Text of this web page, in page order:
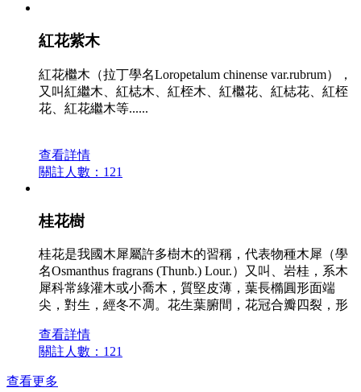
紅花紫木
紅花檵木（拉丁學名Loropetalum chinense var.rubrum），
又叫紅繼木、紅梽木、紅桎木、紅檵花、紅梽花、紅桎
花、紅花繼木等......
查看詳情
關註人數：121
桂花樹
桂花是我國木犀屬許多樹木的習稱，代表物種木犀（學
名Osmanthus fragrans (Thunb.) Lour.）又叫、岩桂，系木
犀科常綠灌木或小喬木，質堅皮薄，葉長橢圓形面端
尖，對生，經冬不凋。花生葉腑間，花冠合瓣四裂，形
桂、月桂等。
查看詳情
關註人數：121
查看更多